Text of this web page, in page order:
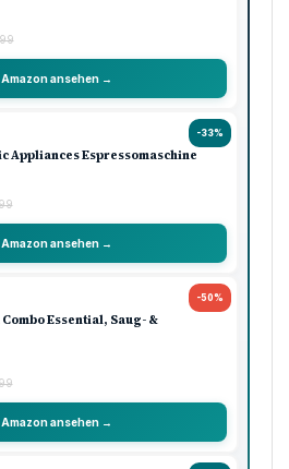
ansehen →
-33%
Appliances Espressomaschine
ansehen →
-50%
Essential, Saug- &
ansehen →